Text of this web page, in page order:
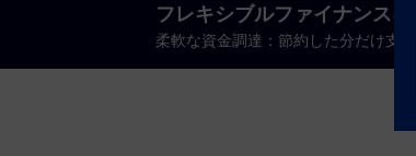
フレキシブルファイナンス
柔軟な資金調達：節約した分だけ支